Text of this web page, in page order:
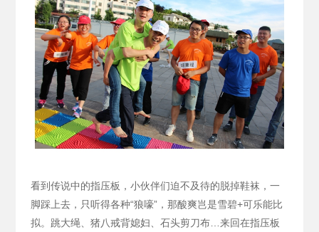
看到传说中的指压板，小伙伴们迫不及待的脱掉鞋袜，一
脚踩上去，只听得各种“狼嚎”，那酸爽岂是雪碧+可乐能比
拟。跳大绳、猪八戒背媳妇、石头剪刀布…来回在指压板